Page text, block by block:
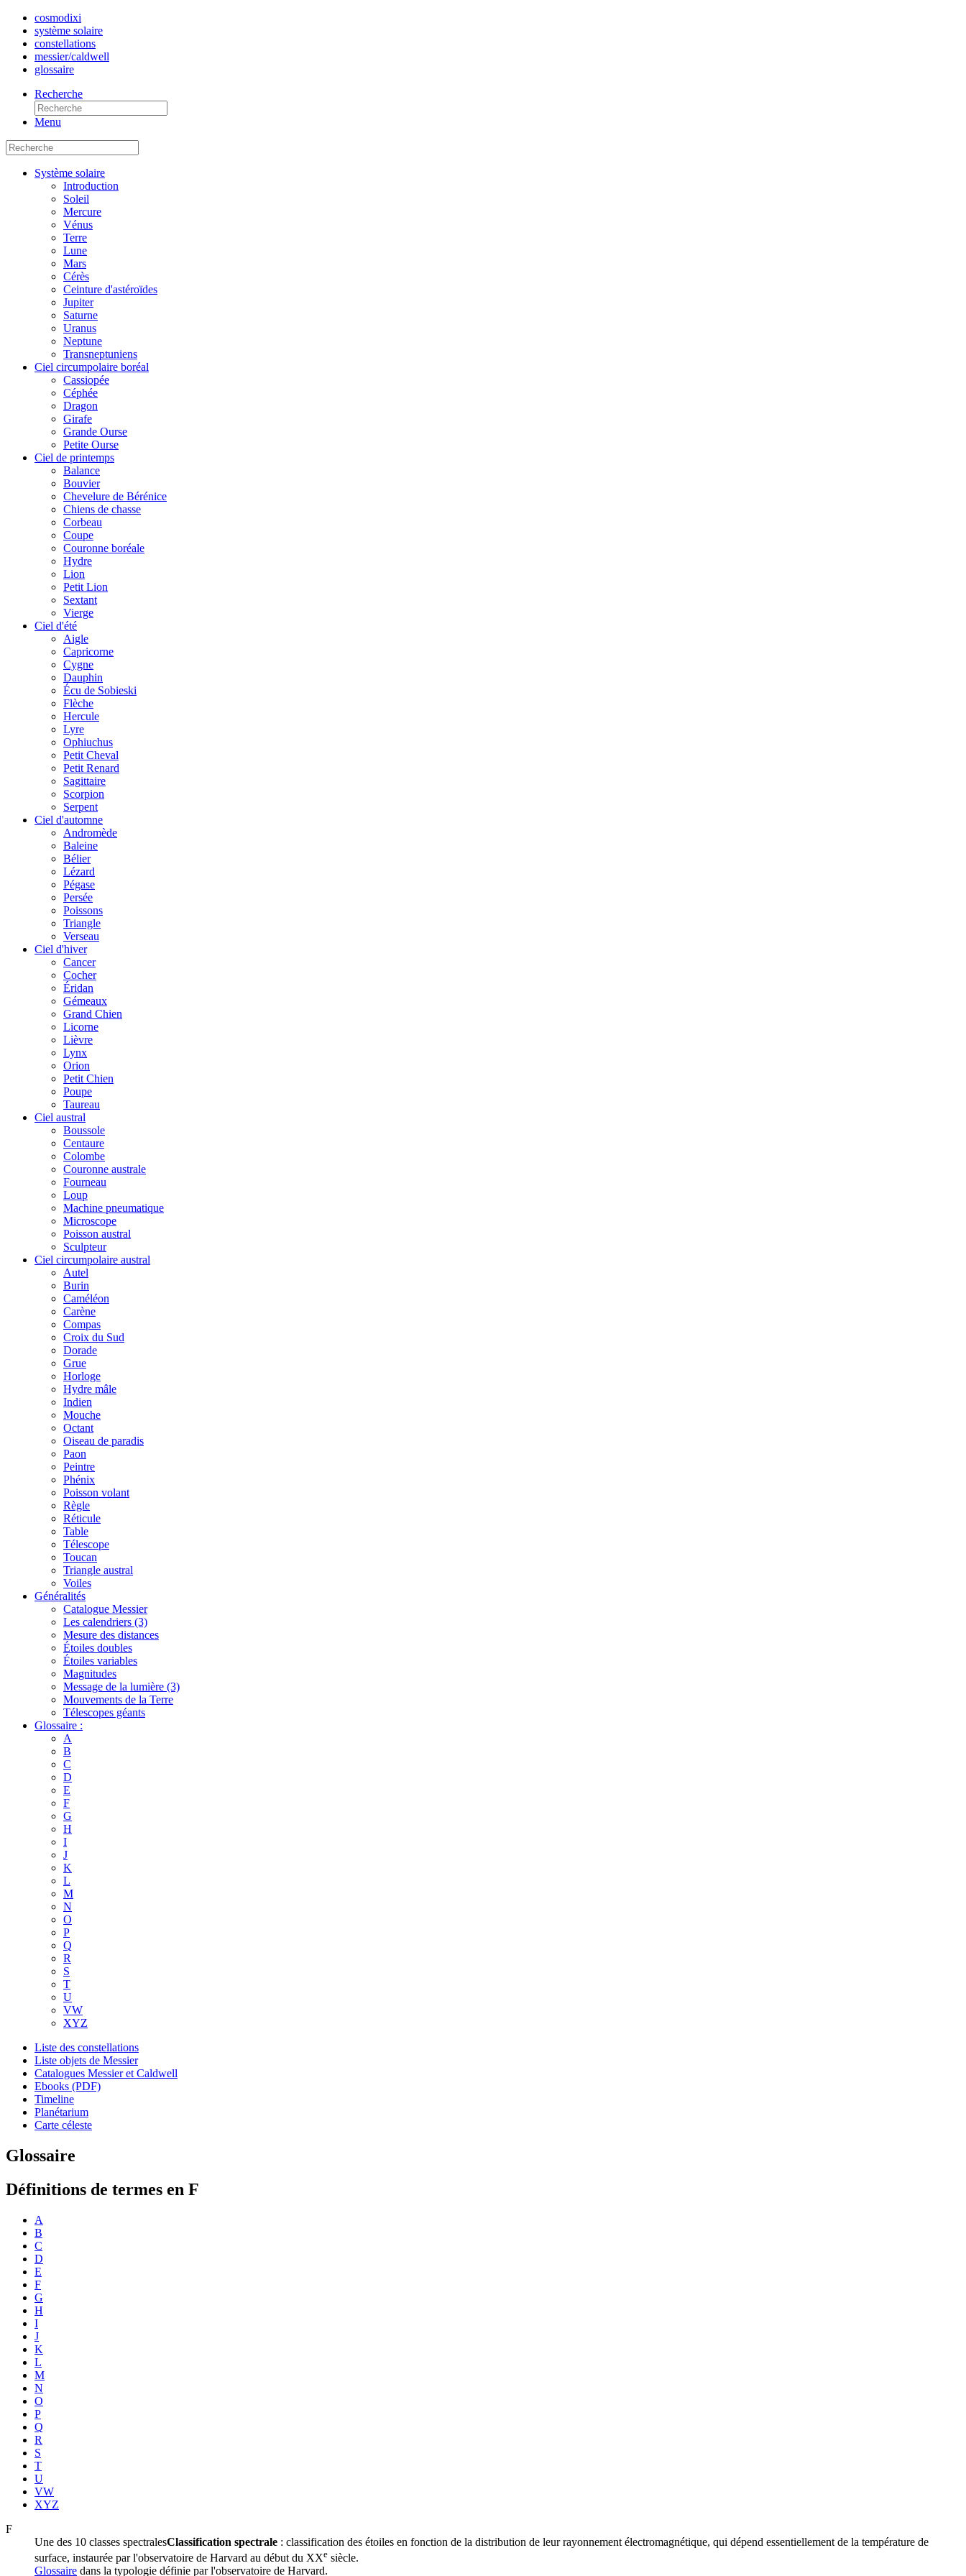
cosmodixi
système solaire
constellations
messier/caldwell
glossaire
Recherche
Menu
Système solaire
Introduction
Soleil
Mercure
Vénus
Terre
Lune
Mars
Cérès
Ceinture d'astéroïdes
Jupiter
Saturne
Uranus
Neptune
Transneptuniens
Ciel circumpolaire boréal
Cassiopée
Céphée
Dragon
Girafe
Grande Ourse
Petite Ourse
Ciel de printemps
Balance
Bouvier
Chevelure de Bérénice
Chiens de chasse
Corbeau
Coupe
Couronne boréale
Hydre
Lion
Petit Lion
Sextant
Vierge
Ciel d'été
Aigle
Capricorne
Cygne
Dauphin
Écu de Sobieski
Flèche
Hercule
Lyre
Ophiuchus
Petit Cheval
Petit Renard
Sagittaire
Scorpion
Serpent
Ciel d'automne
Andromède
Baleine
Bélier
Lézard
Pégase
Persée
Poissons
Triangle
Verseau
Ciel d'hiver
Cancer
Cocher
Éridan
Gémeaux
Grand Chien
Licorne
Lièvre
Lynx
Orion
Petit Chien
Poupe
Taureau
Ciel austral
Boussole
Centaure
Colombe
Couronne australe
Fourneau
Loup
Machine pneumatique
Microscope
Poisson austral
Sculpteur
Ciel circumpolaire austral
Autel
Burin
Caméléon
Carène
Compas
Croix du Sud
Dorade
Grue
Horloge
Hydre mâle
Indien
Mouche
Octant
Oiseau de paradis
Paon
Peintre
Phénix
Poisson volant
Règle
Réticule
Table
Télescope
Toucan
Triangle austral
Voiles
Généralités
Catalogue Messier
Les calendriers (3)
Mesure des distances
Étoiles doubles
Étoiles variables
Magnitudes
Message de la lumière (3)
Mouvements de la Terre
Télescopes géants
Glossaire :
A
B
C
D
E
F
G
H
I
J
K
L
M
N
O
P
Q
R
S
T
U
VW
XYZ
Liste des constellations
Liste objets de Messier
Catalogues Messier et Caldwell
Ebooks (PDF)
Timeline
Planétarium
Carte céleste
Glossaire
Définitions de termes en F
A
B
C
D
E
F
G
H
I
J
K
L
M
N
O
P
Q
R
S
T
U
VW
XYZ
F
Une des 10 classes spectralesClassification spectrale : classification des étoiles en fonction de la distribution de leur rayonnement électromagnétique, qui dépend essentiellement de la température de
surface, instaurée par l'observatoire de Harvard au début du XXe siècle.
Glossaire dans la typologie définie par l'observatoire de Harvard.